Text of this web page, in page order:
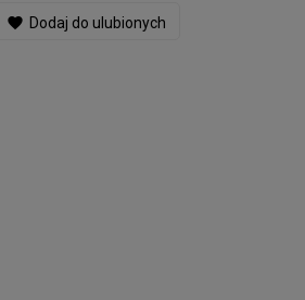
favorite Dodaj do ulubionych